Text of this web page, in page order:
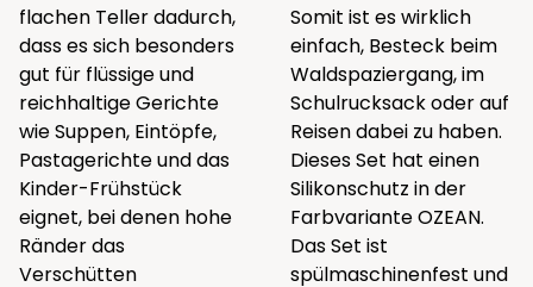
flachen Teller dadurch,
dass es sich besonders
gut für flüssige und
reichhaltige Gerichte
wie Suppen, Eintöpfe,
Pastagerichte und das
Kinder-Frühstück
eignet, bei denen hohe
Ränder das
Verschütten
Somit ist es wirklich
einfach, Besteck beim
Waldspaziergang, im
Schulrucksack oder auf
Reisen dabei zu haben.
Dieses Set hat einen
Silikonschutz in der
Farbvariante OZEAN.
Das Set ist
spülmaschinenfest und